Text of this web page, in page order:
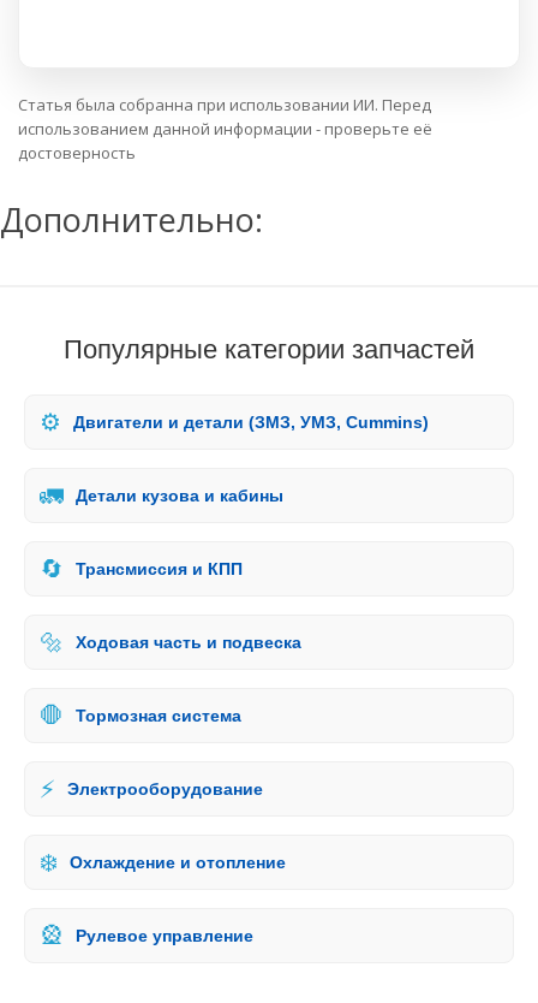
Статья была собранна при использовании ИИ. Перед
использованием данной информации - проверьте её
достоверность
Дополнительно:
Популярные категории запчастей
⚙️ Двигатели и детали (ЗМЗ, УМЗ, Cummins)
🚛 Детали кузова и кабины
🔄 Трансмиссия и КПП
🔩 Ходовая часть и подвеска
🛑 Тормозная система
⚡ Электрооборудование
❄️ Охлаждение и отопление
🎡 Рулевое управление